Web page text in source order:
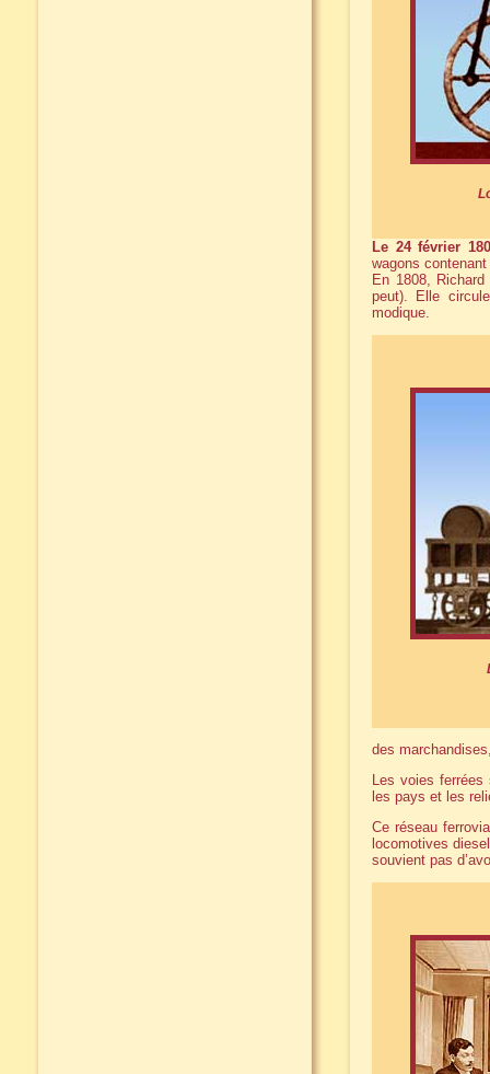
Le 24 février
wagons
En 1808,
peut). Elle
modique.
des
Les voies ferrées
les pays et les
Ce réseau
locomotives
souvient pas